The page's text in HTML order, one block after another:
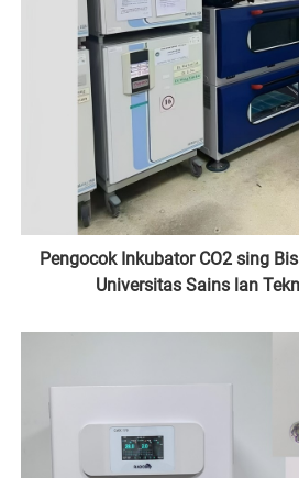
Pengocok Inkubator CO2 sing
Universitas Sains lan